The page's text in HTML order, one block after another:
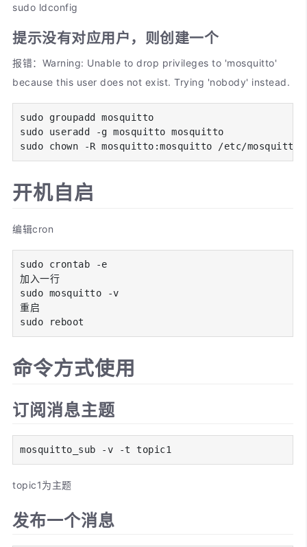
sudo ldconfig
提示没有对应用户，则创建一个
报错：Warning: Unable to drop privileges to 'mosquitto'
because this user does not exist. Trying 'nobody' instead.
sudo groupadd mosquitto
sudo useradd -g mosquitto mosquitto
sudo chown -R mosquitto:mosquitto /etc/mosquitto/
开机自启
编辑cron
sudo crontab -e
加入一行
sudo mosquitto -v
重启
sudo reboot
命令方式使用
订阅消息主题
mosquitto_sub -v -t topic1
topic1为主题
发布一个消息